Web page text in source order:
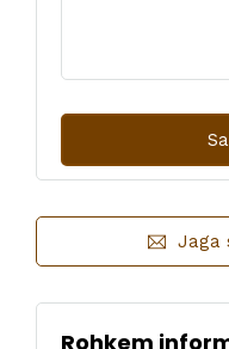
Jaga
Rohkem